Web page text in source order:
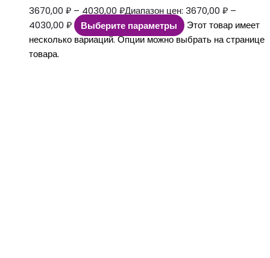
3670,00 ₽ – 4030,00 ₽Диапазон цен: 3670,00 ₽ –
4030,00 ₽
Выберите параметры
Этот товар имеет
несколько вариаций. Опции можно выбрать на странице
товара.